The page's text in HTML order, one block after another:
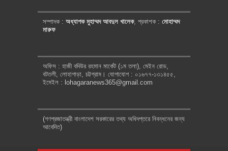
সম্পাদক : অধ্যাপক মুহাম্মদ আবদুল খালেক, প্রকাশক : মোহাম্মদ
মারুফ
অফিস : হাজী বদিউর রহমান মার্কেট (১ম তলা), মেইন রোড,
বটতলী, লোহাগাড়া, চট্টগ্রাম। যোগাযোগ : ০১৬৭৭-১৩১৪৫৫,
ইমেইল : lohagaranews365@gmail.com
(গণপ্রজাতন্ত্রী বাংলাদেশ সরকারের তথ্য অধিদপ্তরে নিবন্ধনের জন্য
আবেদিত)